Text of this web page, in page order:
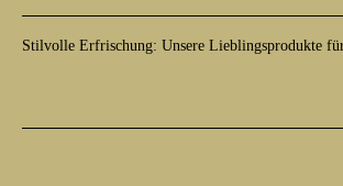
Stilvolle Erfrischung: Unsere Lieblingsprodukte